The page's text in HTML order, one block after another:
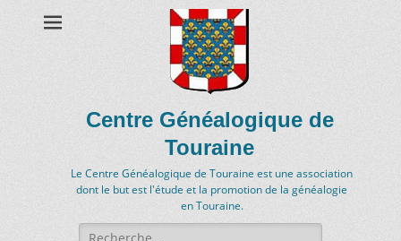
Centre Généalogique de
Touraine
Le Centre Généalogique de Touraine est une association
dont le but est l'étude et la promotion de la généalogie
en Touraine.
Recherche